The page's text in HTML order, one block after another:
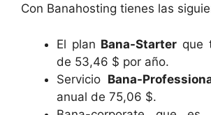
Con Banahosting tienes las
El plan Bana-Starter que
de 53,46 $ por año.
Servicio Bana-
anual de 75,06 $.